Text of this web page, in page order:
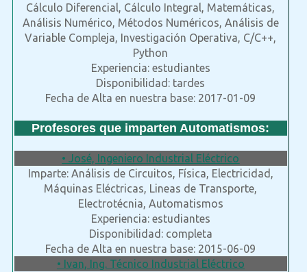
Cálculo Diferencial, Cálculo Integral, Matemáticas,
Análisis Numérico, Métodos Numéricos, Análisis de
Variable Compleja, Investigación Operativa, C/C++,
Python
Experiencia: estudiantes
Disponibilidad: tardes
Fecha de Alta en nuestra base: 2017-01-09
Profesores que imparten Automatismos:
• José, Ingeniero Industrial Eléctrico
Imparte: Análisis de Circuitos, Física, Electricidad,
Máquinas Eléctricas, Lineas de Transporte,
Electrotécnia, Automatismos
Experiencia: estudiantes
Disponibilidad: completa
Fecha de Alta en nuestra base: 2015-06-09
• Ivan, Ing. Técnico Industrial Eléctrico